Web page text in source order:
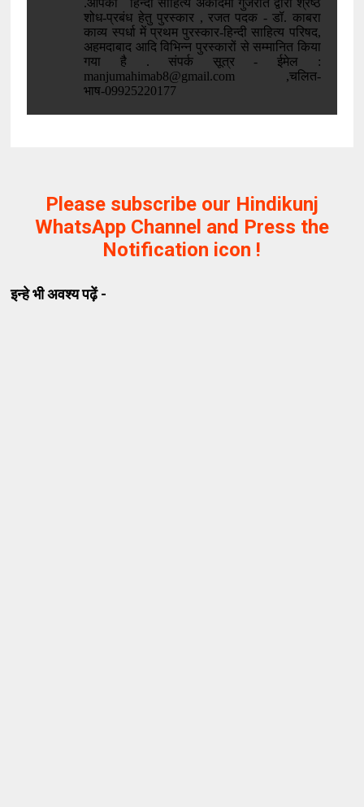
.आपको हिन्दी साहित्य अकादमी गुजरात द्वारा श्रेष्ठ
शोध-प्रबंध हेतु पुरस्कार , रजत पदक - डॉ. काबरा
काव्य स्पर्धा में प्रथम पुरस्कार-हिन्दी साहित्य परिषद,
अहमदाबाद आदि विभिन्न पुरस्कारों से सम्मानित किया
गया है . संपर्क सूत्र - ईमेल :
manjumahimab8@gmail.com ,चलित-
भाष-09925220177
Please subscribe our Hindikunj
WhatsApp Channel and Press the
Notification icon !
इन्हे भी अवश्य पढ़ें -